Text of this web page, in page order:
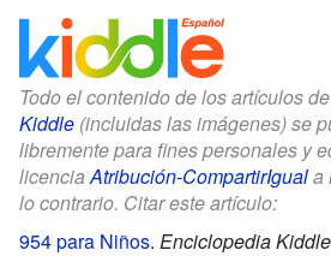
Todo el contenido de los artículos
Kiddle (incluidas las imágenes) se
libremente para fines personales y
licenciaAtribución-CompartirIguala
lo contrario. Citar este artículo:
954 para Niños. Enciclopedia